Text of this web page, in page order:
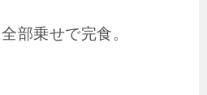
部乗せで完食。